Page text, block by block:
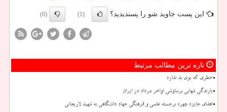
این پست جاوید شو را پسندیدید؟ (1)
(0)
تازه ترین مطالب مرتبط
خطری که بوی بد ندارد
بارندگی شهابی برساوشی اواخر مرداد در ایران
اهدای جایزه چهره برجسته علمی و فرهنگی جهاد دانشگاهی به شهید لاریجانی